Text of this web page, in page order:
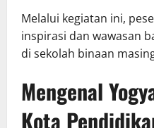
Melalui kegiatan ini,
inspirasi dan wawasan
di sekolah binaan
Mengenal
Kota